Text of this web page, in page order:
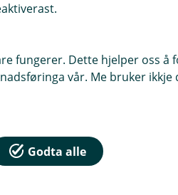
fungerer. Dette hjelper oss å
vår. Me bruker ikkje
Godta alle